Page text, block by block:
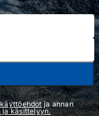
käyttöehdotja annan
ja käsittelyyn.